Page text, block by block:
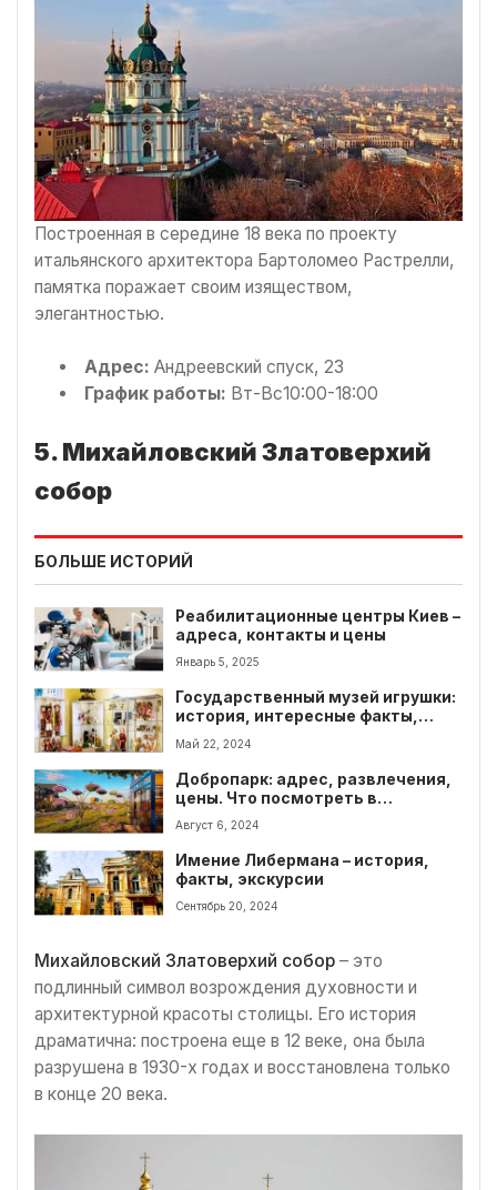
Построенная в середине 18 века по проекту
итальянского архитектора Бартоломео Растрелли,
памятка поражает своим изяществом,
элегантностью.
Адрес: Андреевский спуск, 23
График работы: Вт-Вс10:00-18:00
5. Михайловский Златоверхий
собор
БОЛЬШЕ ИСТОРИЙ
Реабилитационные центры Киев –
адреса, контакты и цены
Январь 5, 2025
Государственный музей игрушки:
история, интересные факты,
экспонаты
Май 22, 2024
Добропарк: адрес, развлечения,
цены. Что посмотреть в
Добропарке
Август 6, 2024
Имение Либермана – история,
факты, экскурсии
Сентябрь 20, 2024
Михайловский Златоверхий собор – это
подлинный символ возрождения духовности и
архитектурной красоты столицы. Его история
драматична: построена еще в 12 веке, она была
разрушена в 1930-х годах и восстановлена только
в конце 20 века.